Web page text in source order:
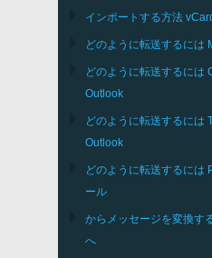
インポートする方法
どのように転送するには
どのように転送するには
Outlook
どのように転送するには
Outlook
どのように転送するには
ール
からメッセージを変換す
へ